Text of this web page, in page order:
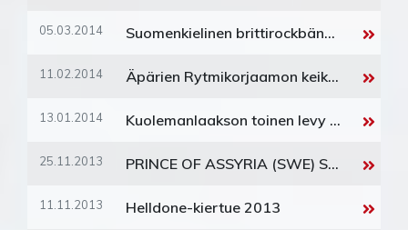
05.03.2014 Suomenkielinen brittirockbändi Modernistit julkaisee uuden albumin ja starttaa kiertueelle
11.02.2014 Äpärien Rytmikorjaamon keikka peruuntui
13.01.2014 Kuolemanlaakson toinen levy ilmestyy helmikuussa
25.11.2013 PRINCE OF ASSYRIA (SWE) SAAPUU SUOMEEN
11.11.2013 Helldone-kiertue 2013